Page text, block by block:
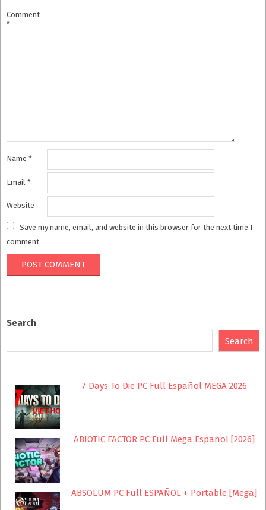
Comment
*
Name *
Email *
Website
Save my name, email, and website in this browser for the next time I
comment.
Search
Search
7 Days To Die PC Full Español MEGA 2026
ABIOTIC FACTOR PC Full Mega Español [2026]
ABSOLUM PC Full ESPAÑOL + Portable [Mega]